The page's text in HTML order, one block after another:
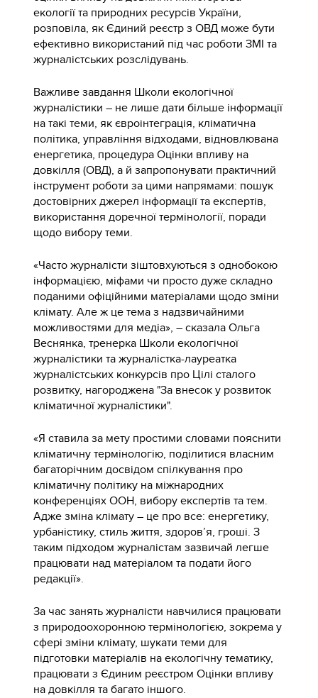
екології та природних ресурсів України,
розповіла, як Єдиний реєстр з ОВД може бути
ефективно використаний під час роботи ЗМІ та
журналістських розслідувань.
Важливе завдання Школи екологічної
журналістики – не лише дати більше інформації
на такі теми, як євроінтеграція, кліматична
політика, управління відходами, відновлювана
енергетика, процедура Оцінки впливу на
довкілля (ОВД), а й запропонувати практичний
інструмент роботи за цими напрямами: пошук
достовірних джерел інформації та експертів,
використання доречної термінології, поради
щодо вибору теми.
«Часто журналісти зіштовхуються з однобокою
інформацією, міфами чи просто дуже складно
поданими офіційними матеріалами щодо зміни
клімату. Але ж це тема з надзвичайними
можливостями для медіа», – сказала Ольга
Веснянка, тренерка Школи екологічної
журналістики та журналістка-лауреатка
журналістських конкурсів про Цілі сталого
розвитку, нагороджена "За внесок у розвиток
кліматичної журналістики".
«Я ставила за мету простими словами пояснити
кліматичну термінологію, поділитися власним
багаторічним досвідом спілкування про
кліматичну політику на міжнародних
конференціях ООН, вибору експертів та тем.
Адже зміна клімату – це про все: енергетику,
урбаністику, стиль життя, здоров’я, гроші. З
таким підходом журналістам зазвичай легше
працювати над матеріалом та подати його
редакції».
За час занять журналісти навчилися працювати
з природоохоронною термінологією, зокрема у
сфері зміни клімату, шукати теми для
підготовки матеріалів на екологічну тематику,
працювати з Єдиним реєстром Оцінки впливу
на довкілля та багато іншого.